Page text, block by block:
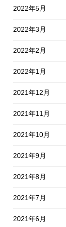
2022年5月
2022年3月
2022年2月
2022年1月
2021年12月
2021年11月
2021年10月
2021年9月
2021年8月
2021年7月
2021年6月